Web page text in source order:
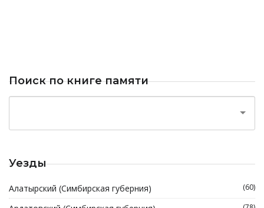
Поиск по книге памяти
Уезды
Алатырский (Симбирская губерния) (60)